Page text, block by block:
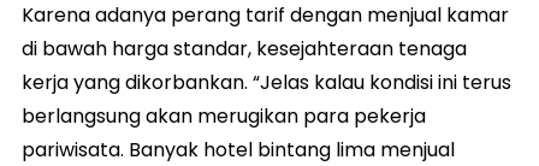
Karena adanya perang tarif dengan menjual kamar
di bawah harga standar, kesejahteraan tenaga
kerja yang dikorbankan. “Jelas kalau kondisi ini terus
berlangsung akan merugikan para pekerja
pariwisata. Banyak hotel bintang lima menjual